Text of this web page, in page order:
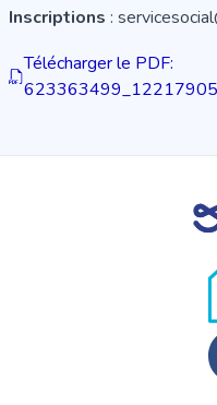
Inscriptions :
Télécharger le PDF: